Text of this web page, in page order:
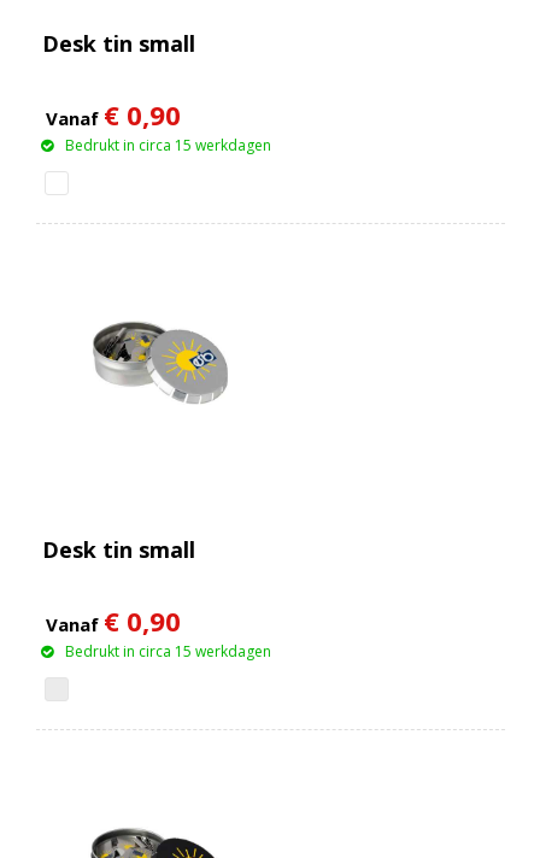
Desk tin small
Vanaf € 0,90
Bedrukt in circa 15 werkdagen
Desk tin small
Vanaf € 0,90
Bedrukt in circa 15 werkdagen